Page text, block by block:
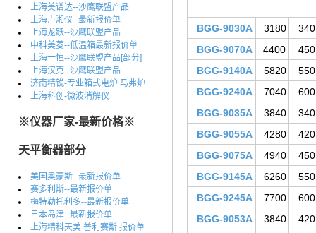
上海美谱达--沙鹰联盟产品
上海卢湘仪--最新报价单
上海龙跃--沙鹰联盟产品
中科美菱--低温箱最新报价单
上海一恒--沙鹰联盟产品[部分]
上海汉克--沙鹰联盟产品
济南精锐-专业箱式电炉 马弗炉
上海科创-微波消解仪
※仪器厂家-最新价格※
天平衡器部分
美国奥豪斯--最新报价单
赛多利斯--最新报价单
梅特勒托利多--最新报价单
日本岛津--最新报价单
上海精科天美 普利赛斯 报价单
BGG-9030A 3180
BGG-9070A
4400
BGG-9140A
5820
BGG-9240A
7040
BGG-9035A
3840
BGG-9055A
4280
BGG-9075A
4940
BGG-9145A
6260
BGG-9245A
7700
BGG-9053A
3840